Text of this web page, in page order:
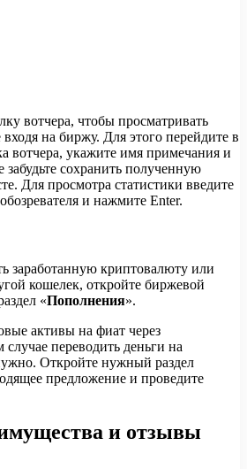
вотчера, чтобы просматривать
на биржу. Для этого перейдите в
вотчера, укажите имя примечания и
забудьте сохранить полученную
Для просмотра статистики введите
и нажмите Enter.
заработанную криптовалюту или
кошелек, откройте биржевой
«Пополнения».
активы на фиат через
случае переводить деньги на
Откройте нужный раздел
предложение и проведите
и отзывы